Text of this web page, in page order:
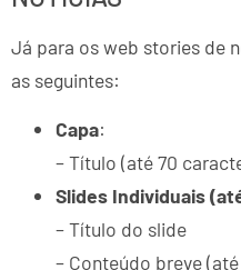
Já para os web stories de
as seguintes:
Capa:
– Título (até 70
Slides Individuais
– Título do slide
– Conteúdo breve